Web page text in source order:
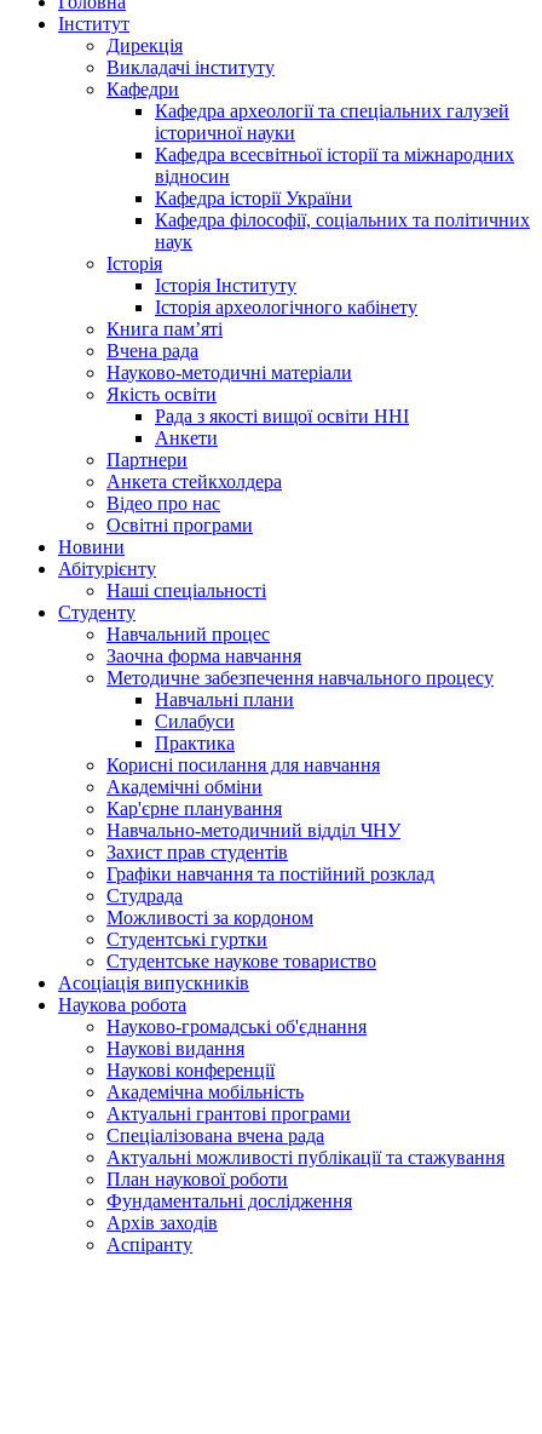
Інститут
Дирекція
Викладачі інституту
Кафедри
Кафедра археології та спеціальних галузей
історичної науки
Кафедра всесвітньої історії та міжнародних
відносин
Кафедра історії України
Кафедра філософії, соціальних та політичних
наук
Історія
Історія Інституту
Історія археологічного кабінету
Книга памʼяті
Вчена рада
Науково-методичні матеріали
Якість освіти
Рада з якості вищої освіти ННІ
Анкети
Партнери
Анкета стейкхолдера
Відео про нас
Освітні програми
Hовини
Абітурієнту
Наші спеціальності
Студенту
Навчальний процес
Заочна форма навчання
Методичне забезпечення навчального процесу
Навчальні плани
Силабуси
Практика
Корисні посилання для навчання
Академічні обміни
Кар'єрне планування
Навчально-методичний відділ ЧНУ
Захист прав студентів
Графіки навчання та постійний розклад
Студрада
Можливості за кордоном
Студентські гуртки
Студентське наукове товариство
Асоціація випускників
Наукова робота
Науково-громадські об'єднання
Наукові видання
Наукові конференції
Академічна мобільність
Актуальні грантові програми
Спеціалізована вчена рада
Актуальні можливості публікації та стажування
План наукової роботи
Фундаментальні дослідження
Архів заходів
Аспіранту